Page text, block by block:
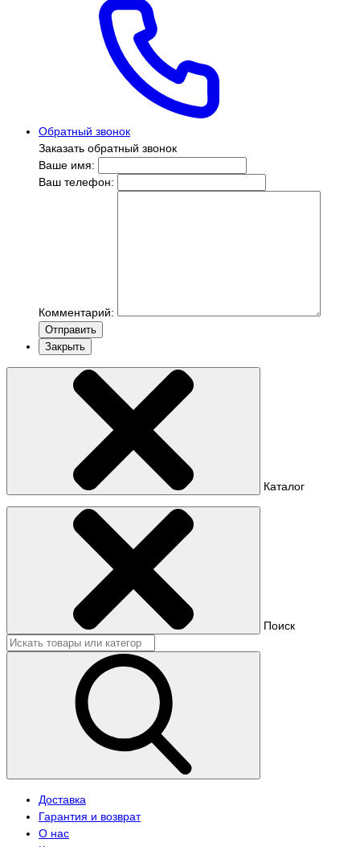
Обратный звонок
Заказать обратный звонок
Ваше имя:
Ваш телефон:
Комментарий:
Отправить
Закрыть
Каталог
Поиск
Доставка
Гарантия и возврат
О нас